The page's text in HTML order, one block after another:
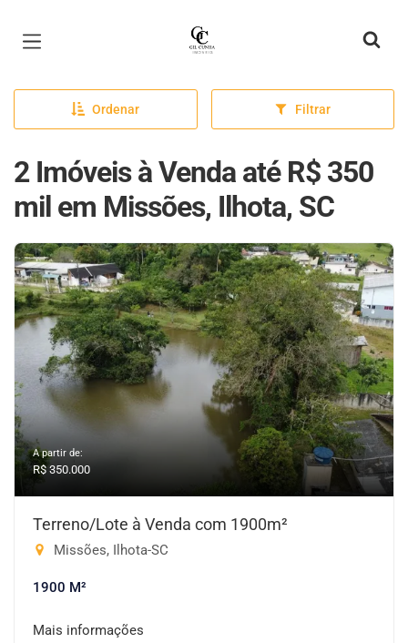
Página inicial
Ordenar Filtrar
2 Imóveis à Venda até R$ 350
mil em Missões, Ilhota, SC
A partir de:
R$ 350.000
Terreno/Lote à Venda com 1900m²
Missões, Ilhota-SC
1900 M²
Mais informações